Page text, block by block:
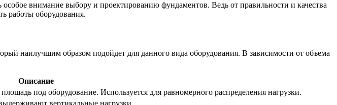
внимание выбору и проектированию фундаментов. Ведь от правильности и качества
работы оборудования.
наилучшим образом подойдет для данного вида оборудования. В зависимости от объема
Описание
под оборудование. Используется для равномерного распределения нагрузки.
вертикальные нагрузки.